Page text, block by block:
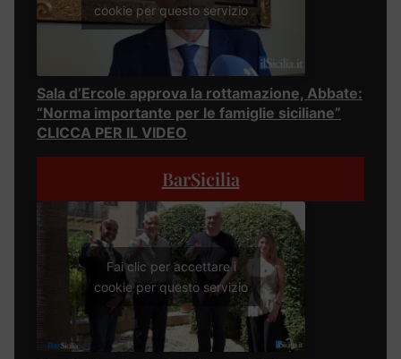
cookie per questo servizio
Sala d’Ercole approva la rottamazione, Abbate:
“Norma importante per le famiglie siciliane”
CLICCA PER IL VIDEO
BarSicilia
Fai clic per accettare i
cookie per questo servizio